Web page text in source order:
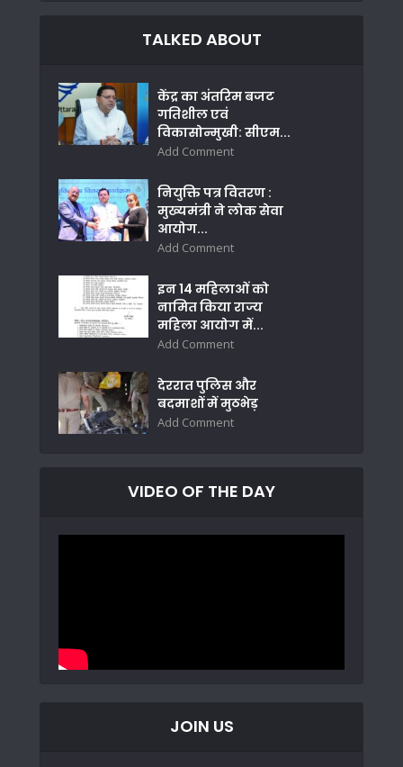
TALKED ABOUT
केंद्र का अंतरिम बजट
गतिशील एवं
विकासोन्मुखी: सीएम...
Add Comment
नियुक्ति पत्र वितरण :
मुख्यमंत्री ने लोक सेवा
आयोग...
Add Comment
इन 14 महिलाओं को
नामित किया राज्य
महिला आयोग में...
Add Comment
देररात पुलिस और
बदमाशों में मुठभेड़
Add Comment
VIDEO OF THE DAY
JOIN US